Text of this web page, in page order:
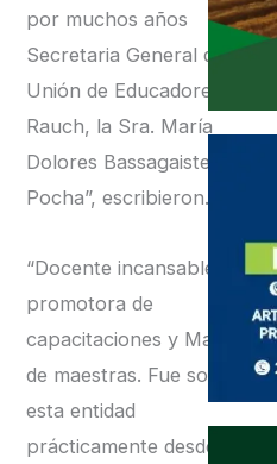
por muchos años
Secretaria General de la
Unión de Educadores de
Rauch, la Sra. María
Dolores Bassagaisteguy,
Pocha”, escribieron.
“Docente incansable,
promotora de
capacitaciones y Maestra
de maestras. Fue socia de
esta entidad
prácticamente desde sus